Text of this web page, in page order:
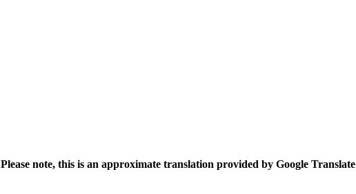
Please note, this is an approximate translation provided by Google Translate